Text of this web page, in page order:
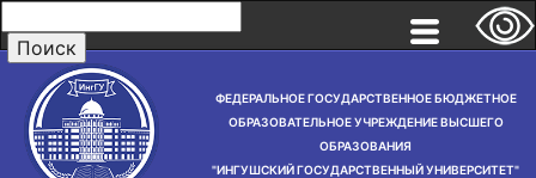
ФЕДЕРАЛЬНОЕ ГОСУДАРСТВЕННОЕ БЮДЖЕТНОЕ
ОБРАЗОВАТЕЛЬНОЕ УЧРЕЖДЕНИЕ ВЫСШЕГО
ОБРАЗОВАНИЯ
"ИНГУШСКИЙ ГОСУДАРСТВЕННЫЙ УНИВЕРСИТЕТ"